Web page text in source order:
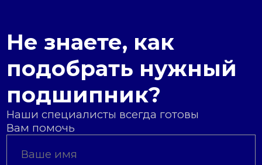
Не знаете, как
подобрать нужный
подшипник?
Наши специалисты всегда готовы
Вам помочь